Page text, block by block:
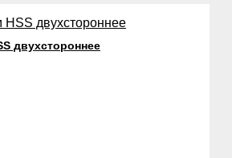
двухстороннее